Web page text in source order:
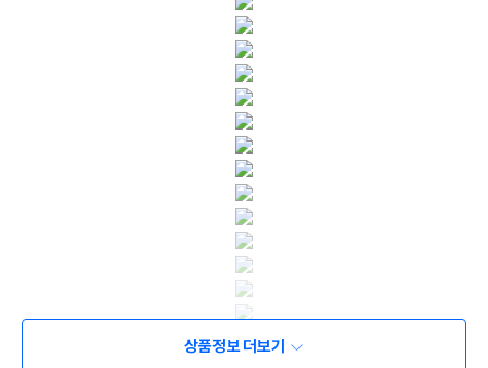
상품정보 더보기